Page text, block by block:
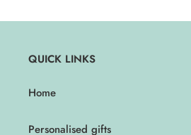
QUICK LINKS
Home
Personalised gifts